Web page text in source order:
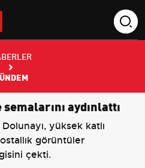
aydınlattı
yüksek katlı
görüntüler
çekti.